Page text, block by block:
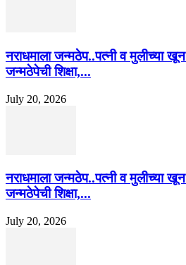
नराधमाला जन्मठेप..पत्नी व मुलीच्या
जन्मठेपेची शिक्षा,...
July 20, 2026
नराधमाला जन्मठेप..पत्नी व मुलीच्या
जन्मठेपेची शिक्षा,...
July 20, 2026